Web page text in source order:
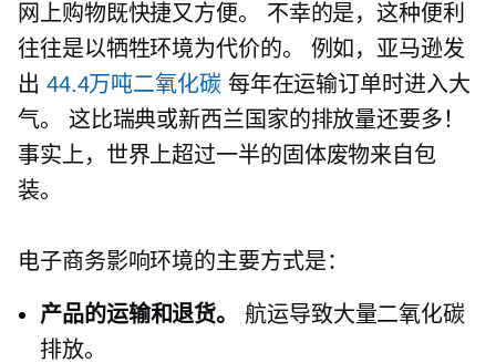
网上购物既快捷又方便。 不幸的是，这种便利
往往是以牺牲环境为代价的。 例如，亚马逊发
出 44.4万吨二氧化碳每年在运输订单时进入大
气。 这比瑞典或新西兰国家的排放量还要多！
事实上，世界上超过一半的固体废物来自包
装。
电子商务影响环境的主要方式是：
产品的运输和退货。
航运导致大量二氧化碳
排放。